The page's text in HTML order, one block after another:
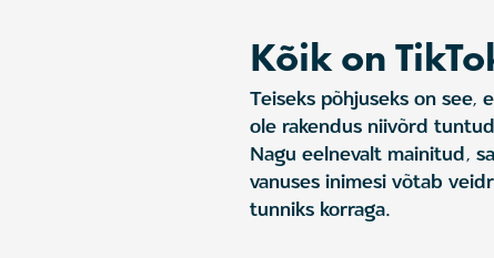
Kõik on
Teiseks põhjuseks on see,
ole rakendus niivõrd
Nagu eelnevalt mainitud,
vanuses inimesi võtab
tunniks korraga.